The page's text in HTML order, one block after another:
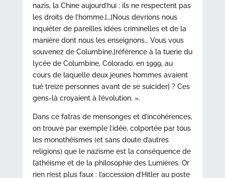
nazis, la Chine aujourd’hui : ils ne respectent pas
les droits de l’homme.[…]Nous devrions nous
inquiéter de pareilles idées criminelles et de la
manière dont nous les enseignons… Vous vous
souvenez de Columbine,[référence à la tuerie du
lycée de Columbine, Colorado, en 1999, au
cours de laquelle deux jeunes hommes avaient
tué treize personnes avant de se suicider] ? Ces
gens-là croyaient à l’évolution. ».
Dans ce fatras de mensonges et d’incohérences,
on trouve par exemple l’idée, colportée par tous
les monothéismes (et sans doute d’autres
religions) que le nazisme est la conséquence de
l’athéisme et de la philosophie des Lumières. Or
rien n’est plus faux : l’accession d’Hitler au poste